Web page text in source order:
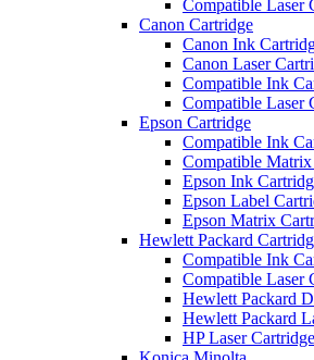
Compatible Laser
Canon Cartridge
Canon Ink
Canon Laser
Compatible Ink
Compatible Laser
Epson Cartridge
Compatible Ink
Compatible
Epson Ink
Epson Label
Epson Matrix
Hewlett Packard
Compatible Ink
Compatible Laser
Hewlett Packard
Hewlett Packard
HP Laser Cartridge